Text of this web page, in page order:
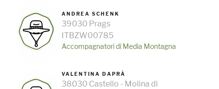
ANDREA SCHENK
39030 Prags
ITBZW00785
Accompagnatori di Media Montagna
VALENTINA DAPRÀ
38030 Castello - Molina di